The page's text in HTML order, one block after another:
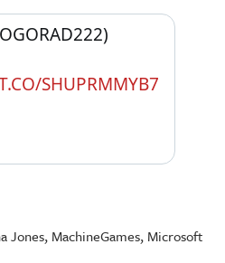
SHUPRMMYB7
Jones, MachineGames, Microsoft